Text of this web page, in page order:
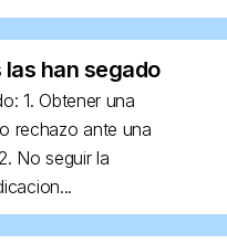
las han segado
1. Obtener una
rechazo ante una
No seguir la